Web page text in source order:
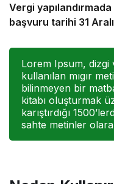
Vergi
başvuru tarihi 31
Lorem Ipsum, dizgi
kullanılan mıgır
bilinmeyen bir
kitabı oluşturmak
karıştırdığı
sahte metinler